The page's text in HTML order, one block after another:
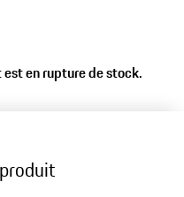
en rupture de stock.